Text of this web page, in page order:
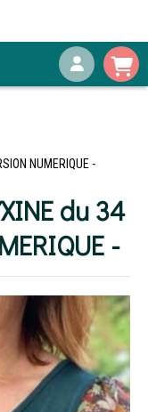
NUMERIQUE -
du 34
-